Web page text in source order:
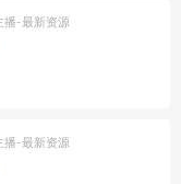
播-最新资源
播-最新资源